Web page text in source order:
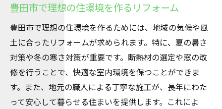
豊田市で理想の住環境を作るリフォーム
豊田市で理想の住環境を作るためには、地域の気候や風
土に合ったリフォームが求められます。特に、夏の暑さ
対策や冬の寒さ対策が重要です。断熱材の選定や窓の改
修を行うことで、快適な室内環境を保つことができま
す。また、地元の職人による丁寧な施工が、長年にわた
って安心して暮らせる住まいを提供します。これによ